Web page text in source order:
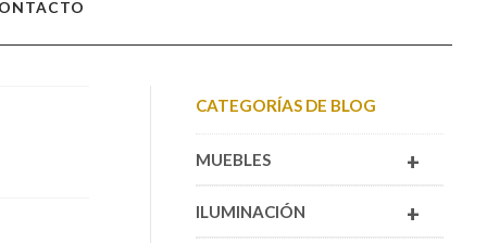
CATEGORÍAS DE BLOG
+
MUEBLES
+
ILUMINACIÓN